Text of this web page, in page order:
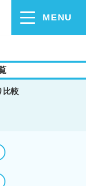
MENU
比較